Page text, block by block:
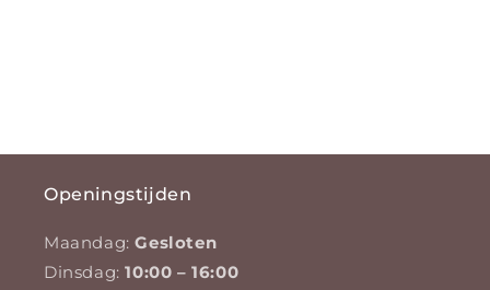
Openingstijden
Maandag:Gesloten
Dinsdag:10:00 – 16:00